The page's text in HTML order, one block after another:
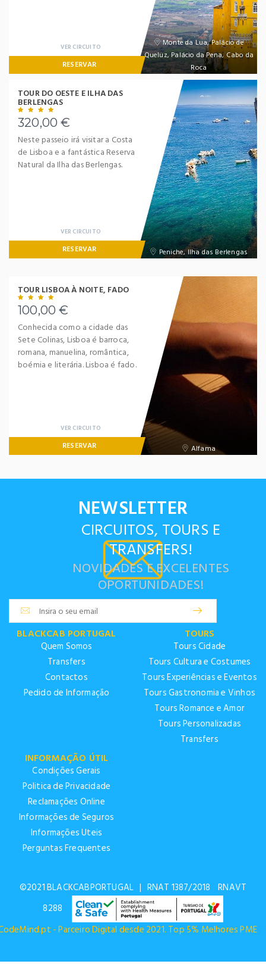
Monte da Lua, Palácio de
Queluz, Palácio da Pena, Cabo da
Roca
VER CIRCUITO
RESERVAR
Peniche, Ilha das Berlengas
TOUR DO OESTE E ILHA DAS
BERLENGAS
320,00 €
Neste passeio irá visitar a Costa
de Lisboa e a fantástica Reserva
Natural da Ilha das Berlengas.
VER CIRCUITO
RESERVAR
Alfama
TOUR LISBOA À NOITE, FADO
100,00 €
Conhecida como a cidade das
Sete Colinas, Lisboa é barroca,
romana, manuelina, romântica,
boémia e literária. Lisboa é fado.
VER CIRCUITO
RESERVAR
NEWSLETTER
CIRCUITOS, TOURS E
TRANSFERS!
NOVIDADES E EXCELENTES
OPORTUNIDADES!
BLACKCAB PORTUGAL
Quem Somos
Transfers
Contactos
Pedido de Informação
TOURS
Tours Cidade
Tours Cultura e Costumes
Tours Experiências e Eventos
Tours Gastronomia e Vinhos
Tours Romance e Amor
Tours Personalizadas
Transfers
INFORMAÇÃO ÚTIL
Condições Gerais
Politica de Privacidade
Reclamações Online
Informações de Seguros
Informações Uteis
Perguntas Frequentes
©2021 BLACKCABPORTUGAL | RNAT 1387/2018 RNAVT
8288
- Parceiro Digital desde 2021. Top 5% Melhores PME